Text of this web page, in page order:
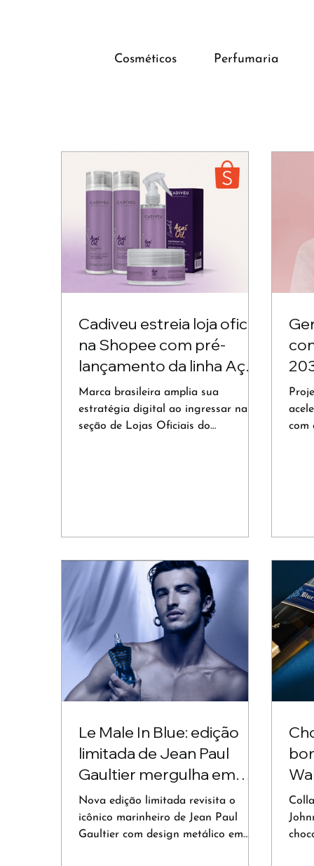
Cosméticos Perfumaria
Cadiveu estreia loja oficial
na Shopee com pré-
lançamento da linha Açaí
Oil
Marca brasileira amplia sua
estratégia digital ao ingressar na
seção de Lojas Oficiais do
com
Le Male In Blue: edição
limitada de Jean Paul
Gaultier mergulha em
uma nova interpretação
do clássico
Nova edição limitada revisita o
icônico marinheiro de Jean Paul
Gaultier com design metálico em